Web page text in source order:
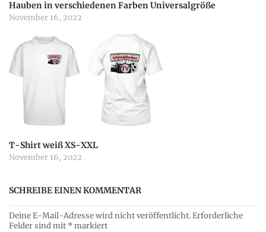
Hauben in verschiedenen Farben Universalgröße
November 16, 2022
T-Shirt weiß XS-XXL
November 16, 2022
SCHREIBE EINEN KOMMENTAR
Deine E-Mail-Adresse wird nicht veröffentlicht.Erforderliche
Felder sind mit * markiert